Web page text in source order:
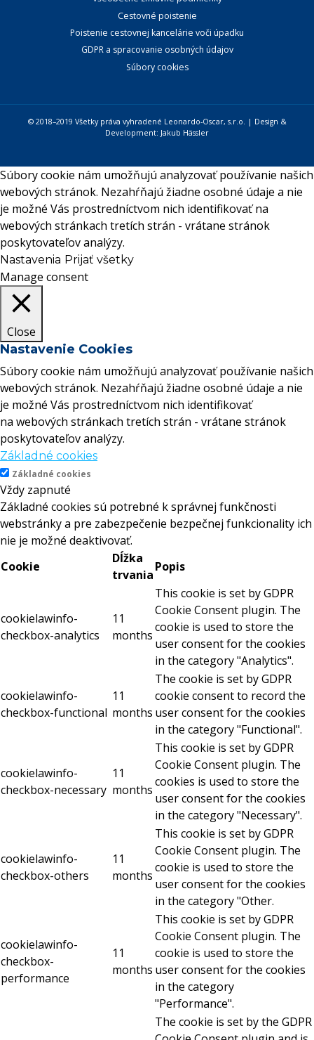
Cestovné poistenie
Poistenie cestovnej kancelárie voči úpadku
GDPR a spracovanie osobných údajov
Súbory cookies
© 2018–2019 Všetky práva vyhradené Leonardo-Oscar, s.r.o. | Design &
Development: Jakub Hässler
Súbory cookie nám umožňujú analyzovať používanie našich
webových stránok. Nezahŕňajú žiadne osobné údaje a nie
je možné Vás prostredníctvom nich identifikovať na
webových stránkach tretích strán - vrátane stránok
poskytovateľov analýzy.
Nastavenia Prijať všetky
Manage consent
Close
Nastavenie Cookies
Súbory cookie nám umožňujú analyzovať používanie našich
webových stránok. Nezahŕňajú žiadne osobné údaje a nie
je možné Vás prostredníctvom nich identifikovať
na webových stránkach tretích strán - vrátane stránok
poskytovateľov analýzy.
Základné cookies
Základné cookies
Vždy zapnuté
Základné cookies sú potrebné k správnej funkčnosti
webstránky a pre zabezpečenie bezpečnej funkcionality ich
nie je možné deaktivovať.
Cookie
Dĺžka
trvania
Popis
cookielawinfo-
checkbox-analytics
11
months
This cookie is set by GDPR
Cookie Consent plugin. The
cookie is used to store the
user consent for the cookies
in the category "Analytics".
cookielawinfo-
checkbox-functional
11
months
The cookie is set by GDPR
cookie consent to record the
user consent for the cookies
in the category "Functional".
cookielawinfo-
checkbox-necessary
11
months
This cookie is set by GDPR
Cookie Consent plugin. The
cookies is used to store the
user consent for the cookies
in the category "Necessary".
cookielawinfo-
checkbox-others
11
months
This cookie is set by GDPR
Cookie Consent plugin. The
cookie is used to store the
user consent for the cookies
in the category "Other.
cookielawinfo-
checkbox-
performance
11
months
This cookie is set by GDPR
Cookie Consent plugin. The
cookie is used to store the
user consent for the cookies
in the category
"Performance".
The cookie is set by the GDPR